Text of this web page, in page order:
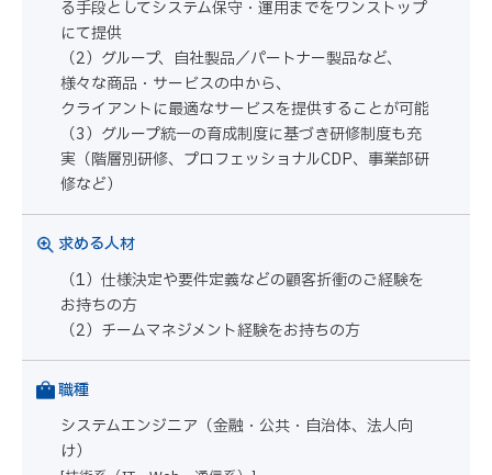
る手段としてシステム保守・運用までをワンストップ
にて提供
（2）グループ、自社製品／パートナー製品など、
様々な商品・サービスの中から、
クライアントに最適なサービスを提供することが可能
（3）グループ統一の育成制度に基づき研修制度も充
実（階層別研修、プロフェッショナルCDP、事業部研
修など）
求める人材
（1）仕様決定や要件定義などの顧客折衝のご経験を
お持ちの方
（2）チームマネジメント経験をお持ちの方
職種
システムエンジニア（金融・公共・自治体、法人向
け）